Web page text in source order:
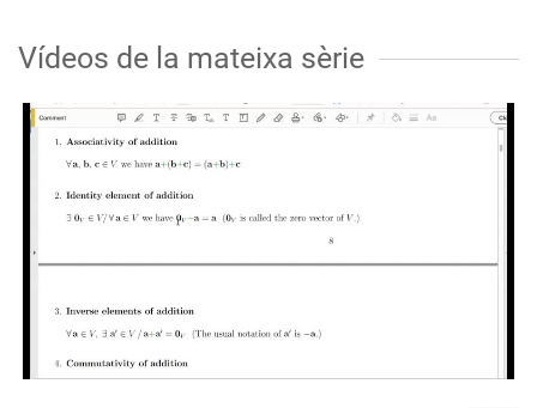
Vídeos de la mateixa sèrie